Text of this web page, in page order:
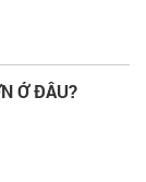
Ở ĐÂU?